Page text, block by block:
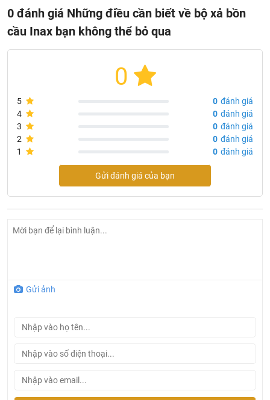
0 đánh giá Những điều cần biết về bộ xả bồn
cầu Inax bạn không thể bỏ qua
0
5 0 đánh giá
4
0 đánh giá
3
0 đánh giá
2
0 đánh giá
1
0 đánh giá
Gửi đánh giá của bạn
Gửi ảnh